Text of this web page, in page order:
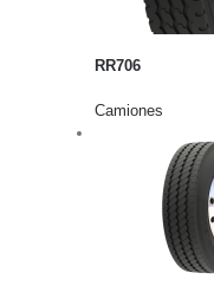
RR706
Camiones